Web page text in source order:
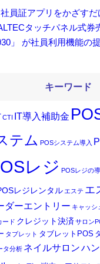
社員証アプリをかざすだ
タッチパネル式券
」 が社員利用機能の
キーワード
CTI IT導入補助金
テム POSシステム導入
レジ POSレジの
レジレンタル エステ エ
ダーエントリー キャッシ
ード クレジット決済 サロン
タブレット タブレットPOS
タ分析 ネイルサロンハ